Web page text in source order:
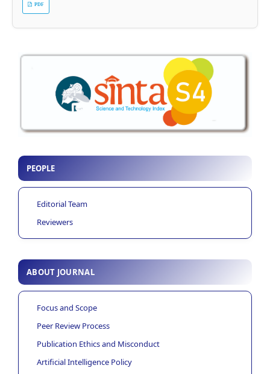
PDF
PEOPLE
Editorial Team
Reviewers
ABOUT JOURNAL
Focus and Scope
Peer Review Process
Publication Ethics and Misconduct
Artificial Intelligence Policy